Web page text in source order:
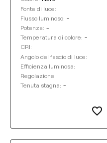
Fonte di luce:
Flusso luminoso: -
Potenza: -
Temperatura di colore: -
CRI:
Angolo del fascio di luce:
Efficienza luminosa:
Regolazione:
Tenuta stagna: -